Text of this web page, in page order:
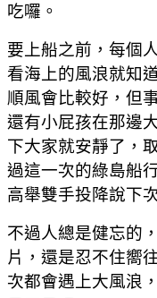
吃囉。
要上船之前，每個
看海上的風浪就知
順風會比較好，但
還有小屁孩在那邊
下大家就安靜了，
過這一次的綠島船
高舉雙手投降說下
不過人總是健忘的
片，還是忍不住嚮
次都會遇上大風浪